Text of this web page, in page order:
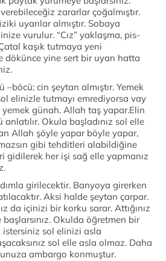
zararlar çoğalmıştır.
uyarılar almıştır. Sobaya
vurulur. “Cız” yaklaşma, pis-
kaşık tutmaya yeni
dökünce yine sert bir uyarı hatta
–böcü; cin şeytan almıştır. Yemek
elinizle tutmayı emrediyorsa vay
günah. Allah taş yapar.Elin
Okula başladınız sol elle
Allah şöyle yapar böyle yapar,
gibi tehditleri alabildiğine
gidilerek her işi sağ elle yapmanız
girilecektir. Banyoya girerken
Aksi halde şeytan çarpar.
da içinizi bir korku sarar. Attığınız
Okulda öğretmen bir
istersiniz sol elinizi asla
sol elle asla olmaz. Daha
ambargo konmuştur.